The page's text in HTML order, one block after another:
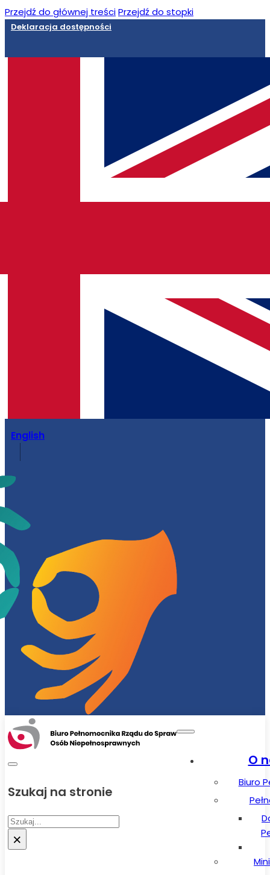
Przejdź do głównej treściPrzejdź do stopki
Deklaracja dostępności
English
Szukaj na stronie
Szukaj
×
O
Biuro